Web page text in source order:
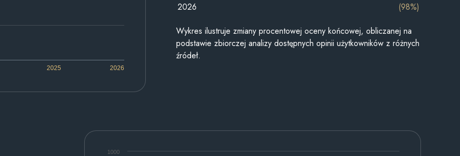
2025 2026
2026
(98%)
Wykres ilustruje zmiany procentowej oceny końcowej, obliczanej na
podstawie zbiorczej analizy dostępnych opinii użytkowników z różnych
źródeł.
1000